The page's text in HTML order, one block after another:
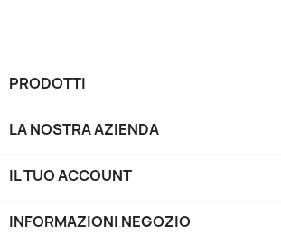
PRODOTTI
LA NOSTRA AZIENDA
IL TUO ACCOUNT
INFORMAZIONI NEGOZIO